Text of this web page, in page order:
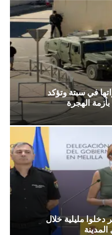
في سبتة وتؤكد
الهجرة
من 1300 مهاجر دخلوا مليلية خلال